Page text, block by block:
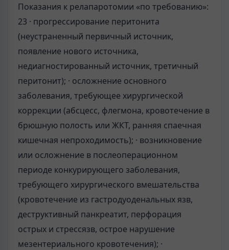
Показания к релапаротомии «по требованию»:
23 · прогрессирование перитонита
(неустраненный первичный источник,
появление нового источника,
недиагностированный источник, третичный
перитонит); · осложнение основного
заболевания, требующее хирургической
коррекции (абсцесс, флегмона, кровотечение в
брюшную полость или ЖКТ, ранняя спаечная
кишечная непроходимость); · возникновение
или осложнение в послеоперационном
периоде конкурирующего заболевания,
требующего хирургического вмешательства
(кровотечение из гастродуоденальных язв,
деструктивный панкреатит, перфорация
острых и стрессязв, острое нарушение
мезентериального кровотечения); ·